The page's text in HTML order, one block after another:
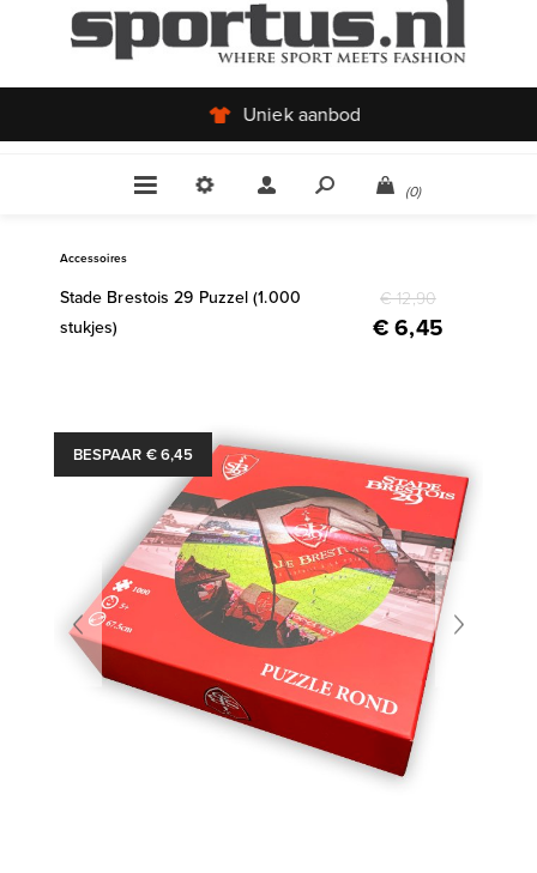
Uniek aanbod
(0)
Accessoires
Stade Brestois 29 Puzzel (1.000
stukjes)
€ 12,90
€ 6,45
BESPAAR € 6,45